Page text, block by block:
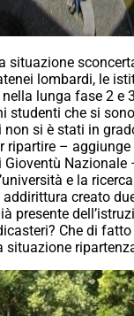
situazione
lombardi, le
lunga fase 2 e
studenti che si
si è stati in
ripartire – aggiunge
Nazionale
e la
creato
presente
Che di